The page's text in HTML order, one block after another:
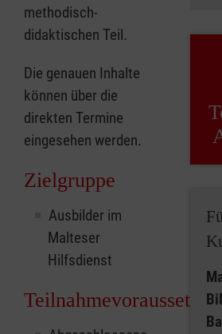
methodisch-
didaktischen Teil.
Die genauen Inhalte
können über die
direkten Termine
eingesehen werden.
Zielgruppe
Ausbilder im
Malteser
Hilfsdienst